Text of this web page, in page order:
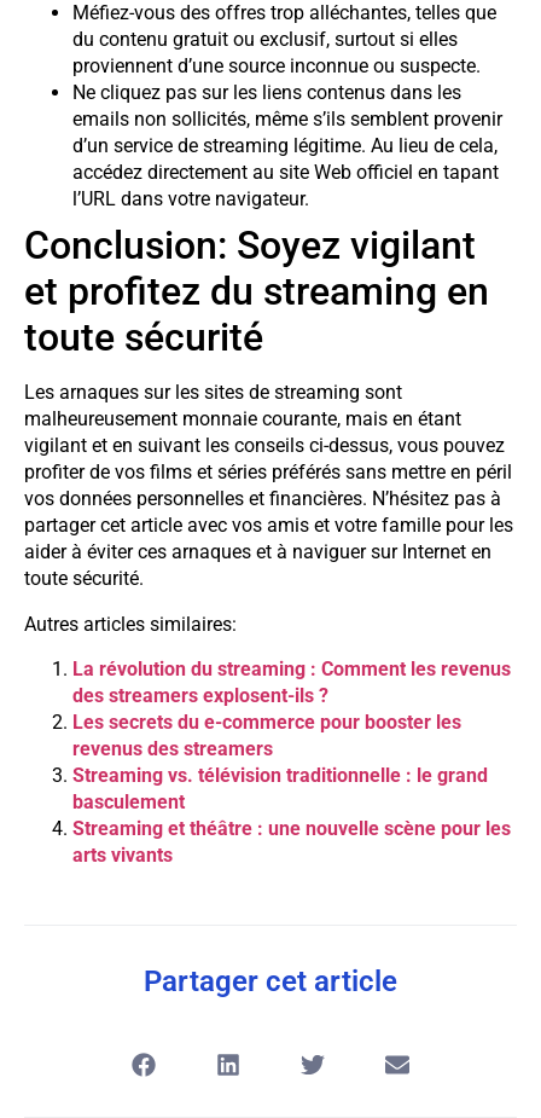
Méfiez-vous des offres trop alléchantes, telles que
du contenu gratuit ou exclusif, surtout si elles
proviennent d’une source inconnue ou suspecte.
Ne cliquez pas sur les liens contenus dans les
emails non sollicités, même s’ils semblent provenir
d’un service de streaming légitime. Au lieu de cela,
accédez directement au site Web officiel en tapant
l’URL dans votre navigateur.
Conclusion: Soyez vigilant
et profitez du streaming en
toute sécurité
Les arnaques sur les sites de streaming sont
malheureusement monnaie courante, mais en étant
vigilant et en suivant les conseils ci-dessus, vous pouvez
profiter de vos films et séries préférés sans mettre en péril
vos données personnelles et financières. N’hésitez pas à
partager cet article avec vos amis et votre famille pour les
aider à éviter ces arnaques et à naviguer sur Internet en
toute sécurité.
Autres articles similaires:
La révolution du streaming : Comment les revenus
des streamers explosent-ils ?
Les secrets du e-commerce pour booster les
revenus des streamers
Streaming vs. télévision traditionnelle : le grand
basculement
Streaming et théâtre : une nouvelle scène pour les
arts vivants
Partager cet article